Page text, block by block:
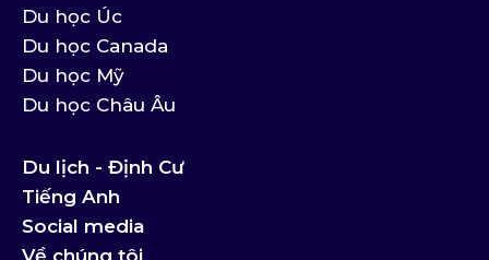
Du học Úc
Du học Canada
Du học Mỹ
Du học Châu Âu
Du lịch - Định Cư
Tiếng Anh
Social media